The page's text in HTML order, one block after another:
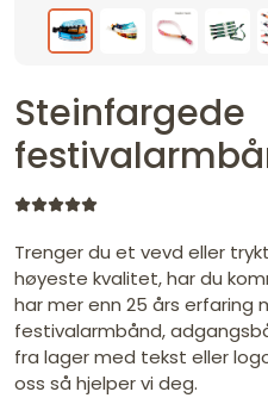
Steinfargede
Trenger du et vevd eller
høyeste kvalitet, har du
har mer enn 25 års erfaring
festivalarmbånd,
fra lager med tekst eller
oss så hjelper vi deg.